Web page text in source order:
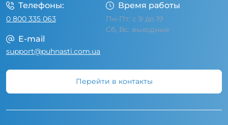
Телефоны:
0 800 335 063
Время работы
Пн-Пт: с 9 до 19
Сб, Вс: выходные
E-mail
support@puhnasti.com.ua
Перейти в контакты